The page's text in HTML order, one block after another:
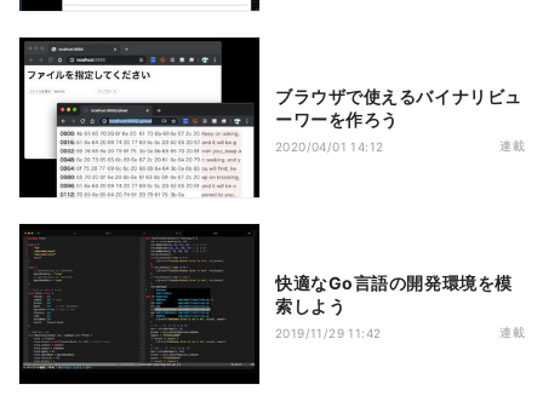
ブラウザで使えるバイナリビュ
ーワーを作ろう
2020/04/01 14:12 連載
快適なGo言語の開発環境を模
索しよう
2019/11/29 11:42 連載